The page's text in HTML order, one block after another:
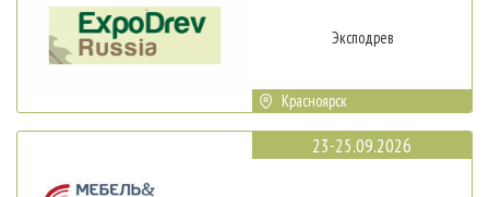
Эксподрев
Красноярск
23-25.09.2026